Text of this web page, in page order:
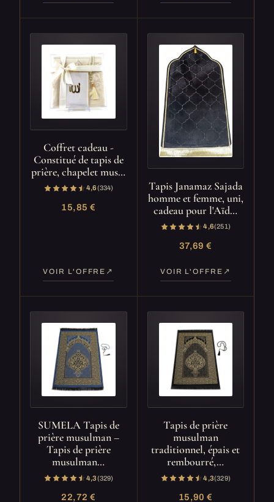
Coffret cadeau -
Constitué de tapis de
prière, chapelet mus…
4,6(334)
15,85 €
VOIR L'OFFRE
Tapis Janamaz Sajada
homme et femme, uni,
cadeau pour l'Aïd…
4,6(251)
37,69 €
VOIR L'OFFRE
SUMELA Tapis de
prière musulman –
Tapis de prière
musulman…
4,3(329)
22,72 €
Tapis de prière
musulman
traditionnel, épais et
rembourré,…
4,3(329)
15,90 €